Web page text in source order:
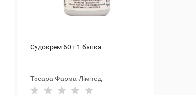
Судокрем 60 г 1 банка
Тосара Фарма Лімітед